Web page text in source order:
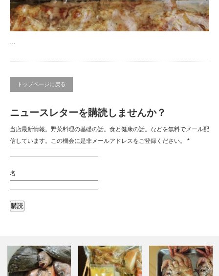
…
トップページに戻る
ニュースレターを購読しませんか？
当店最新情報。野菜料理の基礎の話。食と健康の話。などを無料でメール配
信しています。この機会に是非メールアドレスをご登録ください。 *
名